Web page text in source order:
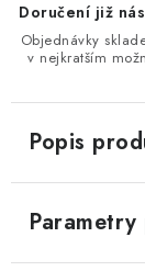
Doručení již
Objednávky
v nejkratším
Popis